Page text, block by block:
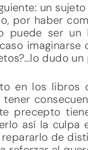
un
por haber
puede ser un
imaginarse
dudo
en los libros
precepto
así la culpa
de